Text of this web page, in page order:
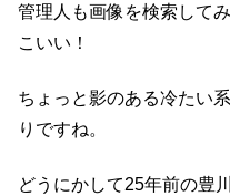
管理人も画像を検索して
こいい！
ちょっと影のある冷たい
りですね。
どうにかして25年前の豊